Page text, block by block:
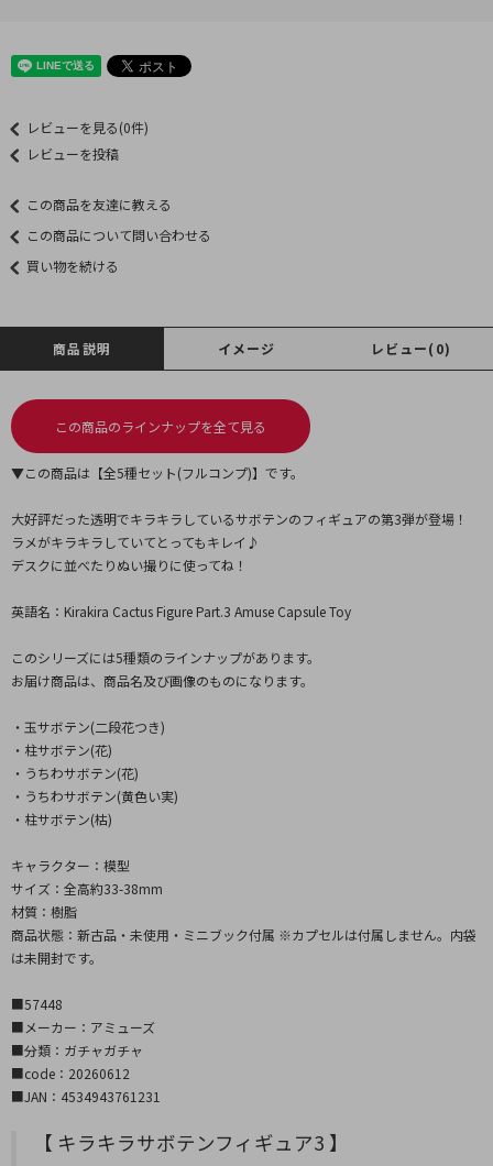
レビューを見る(0件)
レビューを投稿
この商品を友達に教える
この商品について問い合わせる
買い物を続ける
商品説明 イメージ レビュー(0)
この商品のラインナップを全て見る
▼この商品は【全5種セット(フルコンプ)】です。
大好評だった透明でキラキラしているサボテンのフィギュアの第3弾が登場！
ラメがキラキラしていてとってもキレイ♪
デスクに並べたりぬい撮りに使ってね！
英語名：Kirakira Cactus Figure Part.3 Amuse Capsule Toy
このシリーズには5種類のラインナップがあります。
お届け商品は、商品名及び画像のものになります。
・玉サボテン(二段花つき)
・柱サボテン(花)
・うちわサボテン(花)
・うちわサボテン(黄色い実)
・柱サボテン(枯)
キャラクター：模型
サイズ：全高約33-38mm
材質：樹脂
商品状態：新古品・未使用・ミニブック付属 ※カプセルは付属しません。内袋
は未開封です。
■57448
■メーカー：アミューズ
■分類：ガチャガチャ
■code：20260612
■JAN：4534943761231
【 キラキラサボテンフィギュア3 】